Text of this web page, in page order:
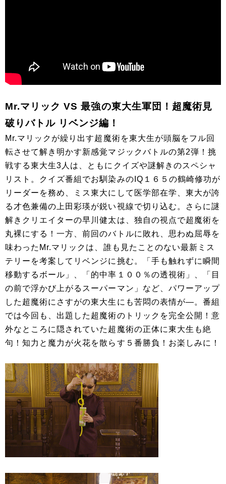
Mr.マリック VS 最強の東大生軍団！超魔術見
破りバトル リベンジ編！
Mr.マリックが繰り出す超魔術を東大生が頭脳をフル回
転させて解き明かす新感覚マジックバトルの第2弾！挑
戦する東大生3人は、ともにクイズや謎解きのスペシャ
リスト。クイズ番組でお馴染みのIQ１６５の鶴崎修功が
リーダーを務め、ミス東大にして医学部在学、東大が誇
る才色兼備の上田彩瑛が鋭い視線で切り込む。さらに謎
解きクリエイターの早川健太は、独自の視点で超魔術を
丸裸にする！一方、前回のバトルに敗れ、思わぬ屈辱を
味わったMr.マリックは、誰も見たことのない最新ミス
テリーを考案してリベンジに挑む。「手も触れずに瞬間
移動するボール」、「的中率１００％の透視術」、「目
の前で浮かび上がるスーパーマン」など、パワーアップ
した超魔術にさすがの東大生にも苦悶の表情が―。番組
では今回も、出題した超魔術のトリックを完全公開！意
外なところに隠されていた超魔術の正体に東大生も絶
句！知力と魔力が火花を散らす５番勝負！お楽しみに！